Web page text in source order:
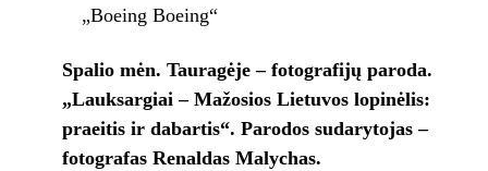
„Boeing Boeing“
Spalio mėn. Tauragėje – fotografijų paroda.
„Lauksargiai – Mažosios Lietuvos lopinėlis:
praeitis ir dabartis“. Parodos sudarytojas –
fotografas Renaldas Malychas.